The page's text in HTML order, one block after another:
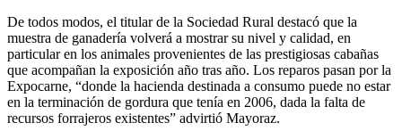
De todos modos, el titular de la Sociedad Rural destacó que la
muestra de ganadería volverá a mostrar su nivel y calidad, en
particular en los animales provenientes de las prestigiosas cabañas
que acompañan la exposición año tras año. Los reparos pasan por la
Expocarne, “donde la hacienda destinada a consumo puede no estar
en la terminación de gordura que tenía en 2006, dada la falta de
recursos forrajeros existentes” advirtió Mayoraz.